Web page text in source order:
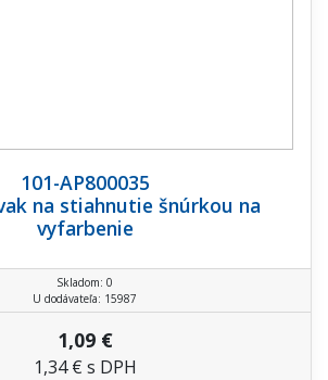
101-AP800035
na stiahnutie šnúrkou na
vyfarbenie
Skladom: 0
U dodávateľa: 15987
1,09 €
1,34 € s DPH